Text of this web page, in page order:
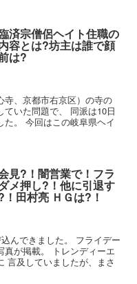
済宗僧侶ヘイト住職の
容とは?坊主は誰で顔
は?
寺、京都市右京区）の寺の
いた問題で、 同派は10日
た。 今回はこの岐阜県ヘイ
見?！闇営業で！フラ
メ押し?！他に引退す
田村亮 ＨＧは?！
んできました。 フライデー
が掲載。 トレンディーエ
言及していましたが、まさ